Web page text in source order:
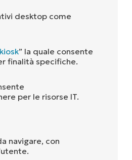
desktop come
” la quale consente
finalità specifiche.
per le risorse IT.
navigare, con